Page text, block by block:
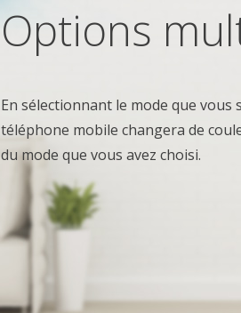
Options
En sélectionnant le mode que vous
téléphone mobile changera de
du mode que vous avez choisi.